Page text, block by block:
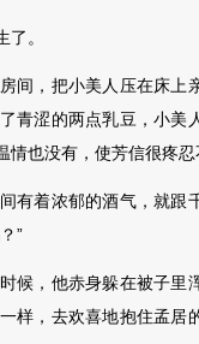
。
，把小美人压在床上
青涩的两点乳豆，小美
也没有，使芳信很疼忍
着浓郁的酒气，就跟
”
时候，他赤身躲在被子
样，去欢喜地抱住孟居